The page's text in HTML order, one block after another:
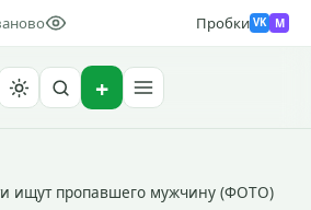
Пробки VK M
ищут пропавшего мужчину (ФОТО)